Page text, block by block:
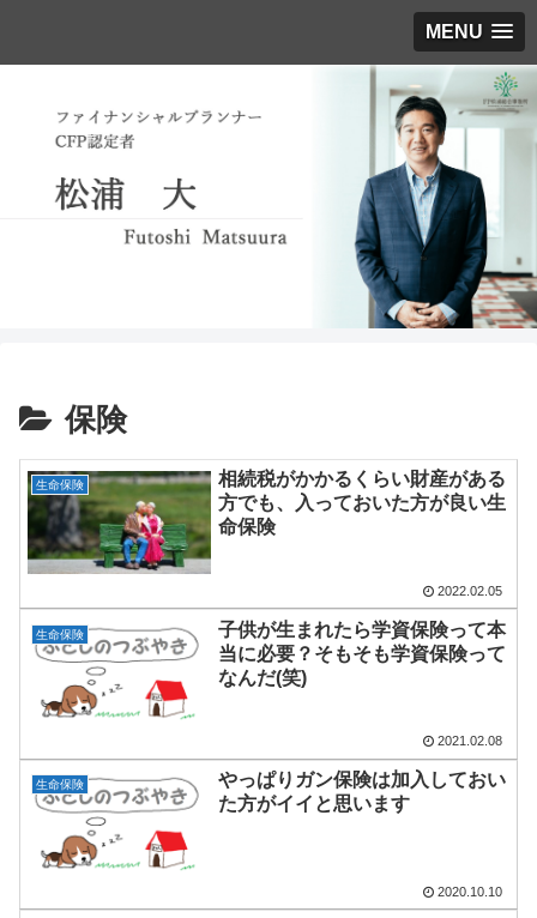
MENU
保険
生命保険
相続税がかかるくらい財産がある
方でも、入っておいた方が良い生
命保険
2022.02.05
生命保険
子供が生まれたら学資保険って本
当に必要？そもそも学資保険って
なんだ(笑)
2021.02.08
生命保険
やっぱりガン保険は加入しておい
た方がイイと思います
2020.10.10